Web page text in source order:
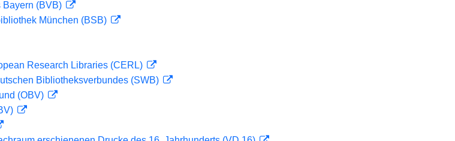
Bayern (BVB)
München (BSB)
Research Libraries (CERL)
Bibliotheksverbundes (SWB)
(OBV)